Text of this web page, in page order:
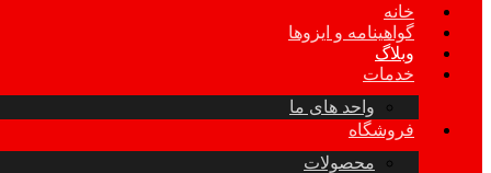
خانه
گواهینامه و ایزوها
وبلاگ
خدمات
واحد های ما
فروشگاه
محصولات